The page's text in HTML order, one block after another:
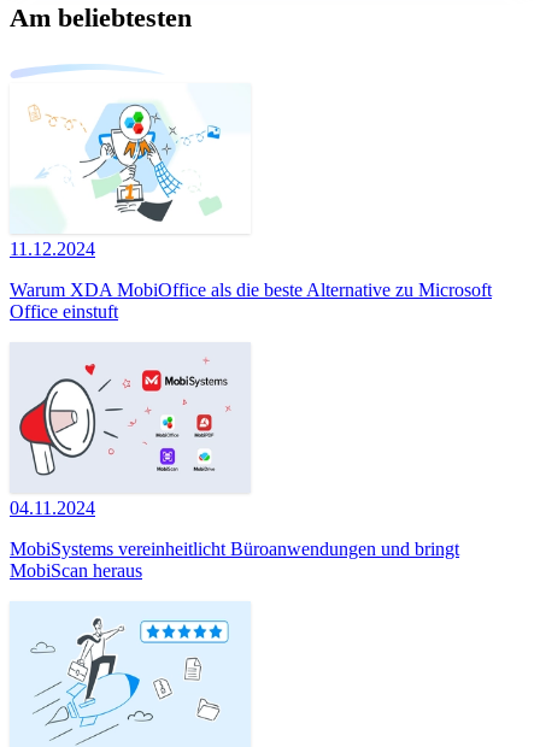
Am beliebtesten
11.12.2024
Warum XDA MobiOffice als die beste Alternative zu Microsoft
Office einstuft
04.11.2024
MobiSystems vereinheitlicht Büroanwendungen und bringt
MobiScan heraus